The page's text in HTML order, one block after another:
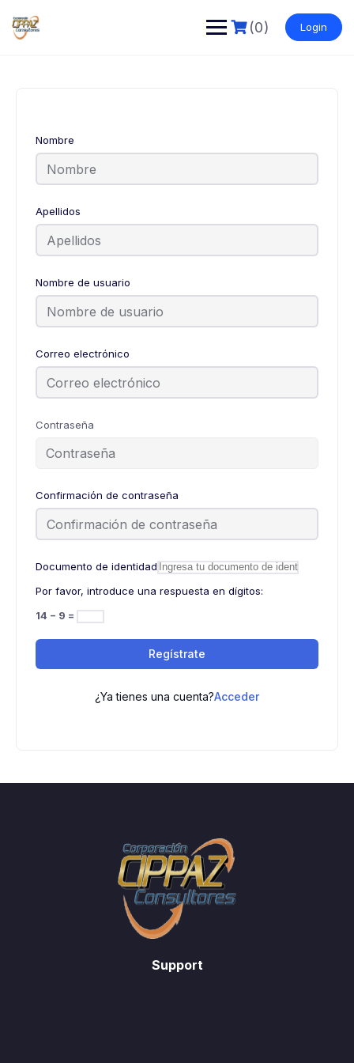
(0) Login
Nombre
Apellidos
Nombre de usuario
Correo electrónico
Contraseña
Confirmación de contraseña
Documento de identidad
Por favor, introduce una respuesta en dígitos:
14 − 9 =
Regístrate
¿Ya tienes una cuenta?Acceder
Support